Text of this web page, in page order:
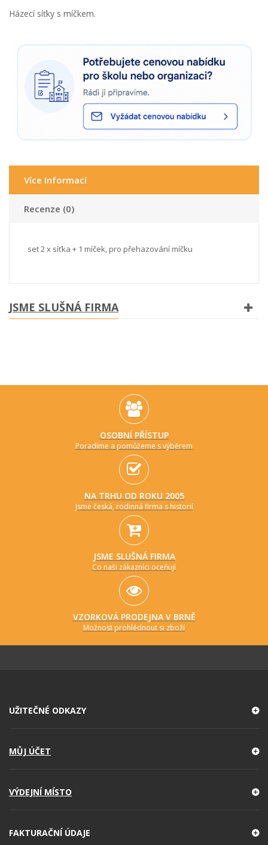
Házecí síťky s míčkem.
Více Informací
Recenze (0)
set 2 x síťka + 1 míček, pro přehazování míčku
JSME SLUŠNÁ FIRMA
OSOBNÍ PŘÍSTUP
Poradíme a pomůžeme s výběrem
NA TRHU OD ROKU 2005
Jsme česká, rodinná firma s historií
JSME SLUŠNÁ FIRMA
Co naši zákazníci oceňují
VZORKOVÁ PRODEJNA V BRNĚ
Možnost prohlédnout si zboží
UŽITEČNÉ ODKAZY
MŮJ ÚČET
VÝDEJNÍ MÍSTO
FAKTURAČNÍ ÚDAJE